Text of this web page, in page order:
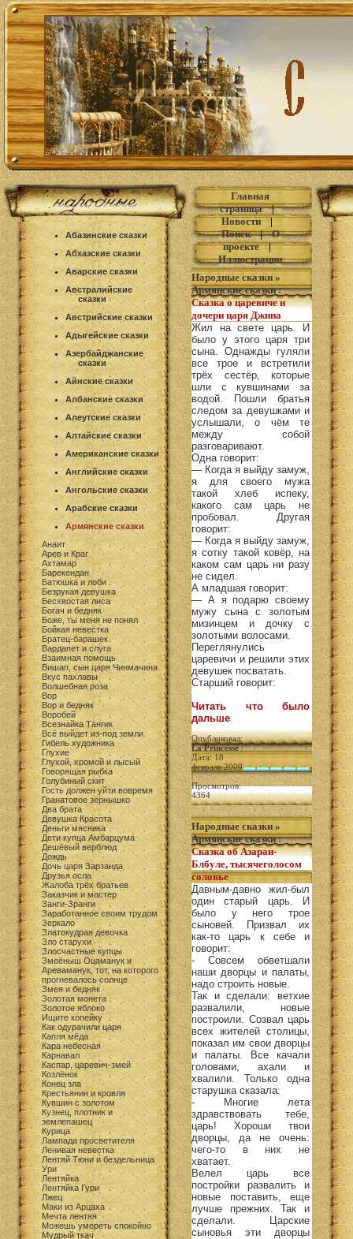
Абазинские сказки
Абхазские сказки
Аварские сказки
Австралийские
сказки
Австрийские сказки
Адыгейские сказки
Азербайджанские
сказки
Айнские сказки
Албанские сказки
Алеутские сказки
Алтайские сказки
Американские сказки
Английские сказки
Ангольские сказки
Арабские сказки
Армянские сказки
Анаит
Арев и Краг
Ахтамар
Барекендан
Батюшка и лоби
Безрукая девушка
Бесхвостая лиса
Богач и бедняк
Боже, ты меня не понял
Бойкая невестка
Братец-барашек
Вардапет и слуга
Взаимная помощь
Вишап, сын царя Чинмачина
Вкус пахлавы
Волшебная роза
Вор
Вор и бедняк
Воробей
Всезнайка Тангик
Всё выйдет из-под земли
Гибель художника
Глухие
Глухой, хромой и лысый
Говорящая рыбка
Голубиный скит
Гость должен уйти вовремя
Гранатовое зёрнышко
Два брата
Девушка Красота
Деньги мясника
Дети купца Амбарцума
Дешёвый верблюд
Дождь
Дочь царя Зарзанда
Друзья осла
Жалоба трёх братьев
Заказчик и мастер
Занги-Зранги
Заработанное своим трудом
Зеркало
Златокудрая девочка
Зло старухи
Злосчастные купцы
Змеёныш Оцаманук и
Ареваманук, тот, на которого
прогневалось солнце
Змея и бедняк
Золотая монета
Золотое яблоко
Ищите копейку
Как одурачили царя
Капля мёда
Кара небесная
Карнавал
Каспар, царевич-змей
Козлёнок
Конец зла
Крестьянин и кровля
Кувшин с золотом
Кузнец, плотник и
землепашец
Курица
Лампада просветителя
Ленивая невестка
Лентяй Тюни и бездельница
Ури
Лентяйка
Лентяйка Гури
Лжец
Маки из Арцаха
Мечта лентяя
Можешь умереть спокойно
Мудрый ткач
Главная
страница|
Новости|
Поиск|О
проекте|
Иллюстрации
Народные сказки »
Армянские сказки:
Сказка о царевиче и
дочери царя Джина
Жил на свете царь. И
было у этого царя три
сына. Однажды гуляли
все трое и встретили
трёх сестёр, которые
шли с кувшинами за
водой. Пошли братья
следом за девушками и
услышали, о чём те
между собой
разговаривают.
Одна говорит:
— Когда я выйду замуж,
я для своего мужа
такой хлеб испеку,
какого сам царь не
пробовал. Другая
говорит:
— Когда я выйду замуж,
я сотку такой ковёр, на
каком сам царь ни разу
не сидел.
А младшая говорит:
— А я подарю своему
мужу сына с золотым
мизинцем и дочку с
золотыми волосами.
Переглянулись
царевичи и решили этих
девушек посватать.
Старший говорит:
Читать что было
дальше
Опубликовал:
La Princesse|
Дата: 18
февраля 2009
|
Просмотров:
4364
Народные сказки »
Армянские сказки:
Сказка об Азаран-
Блбуле, тысячеголосом
соловье
Давным-давно жил-был
один старый царь. И
было у него трое
сыновей. Призвал их
как-то царь к себе и
говорит:
- Совсем обветшали
наши дворцы и палаты,
надо строить новые.
Так и сделали: ветхие
развалили, новые
построили. Созвал царь
всех жителей столицы,
показал им свои дворцы
и палаты. Все качали
головами, ахали и
хвалили. Только одна
старушка сказала:
- Многие лета
здравствовать тебе,
царь! Хороши твои
дворцы, да не очень:
чего-то в них не
хватает.
Велел царь все
постройки развалить и
новые поставить, еще
лучше прежних. Так и
сделали. Царские
сыновья эти дворцы